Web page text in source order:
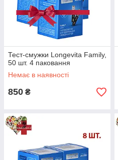
Тест-смужки Longevita Family,
50 шт. 4 паковання
Немає в наявності
850 ₴